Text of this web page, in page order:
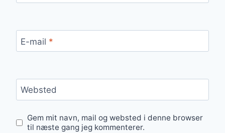
E-mail *
Websted
Gem mit navn, mail og websted i denne browser
til næste gang jeg kommenterer.